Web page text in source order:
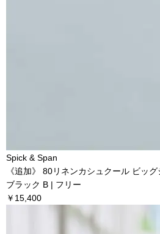
Spick & Span
《追加》 80リネンカシュクール ビッグ
ブラック B | フリー
￥15,400